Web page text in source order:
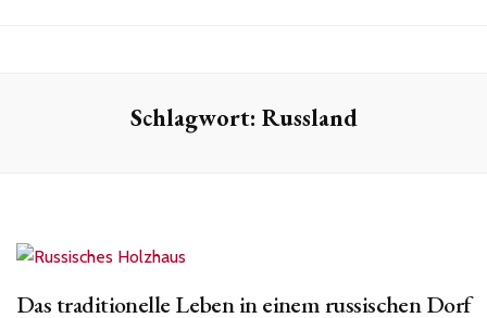
Schlagwort: Russland
Das traditionelle Leben in einem russischen Dorf